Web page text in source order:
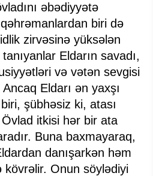
əbədiyyətə
biri də
zirvəsinə yüksələn
Eldarın savadı,
və vətən sevgisi
Ancaq Eldarı ən yaxşı
şübhəsiz ki, atası
itkisi hər bir ata
Buna baxmayaraq,
danışarkən həm
Onun söylədiyi